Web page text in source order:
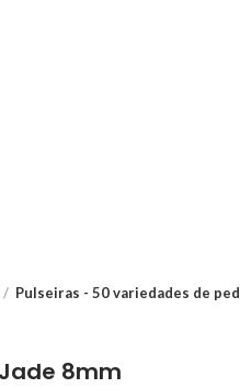
Pulseiras - 50 variedades de
8mm